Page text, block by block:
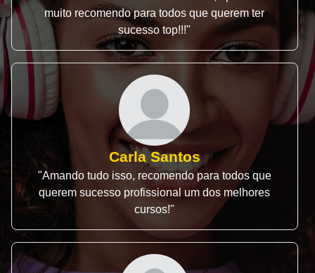
muito recomendo para todos que querem ter
sucesso top!!!"
Carla Santos
"Amando tudo isso, recomendo para todos que
querem sucesso profissional um dos melhores
cursos!"